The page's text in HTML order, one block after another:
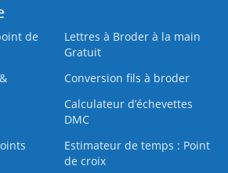
de
Lettres à Broder à la main
Gratuit
Conversion fils à broder
Calculateur d’échevettes
DMC
Estimateur de temps : Point
de croix